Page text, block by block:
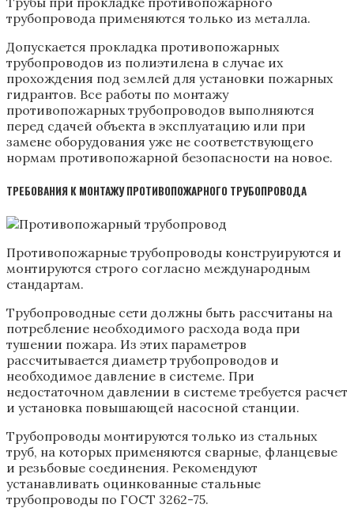
трубопровода применяются только из металла.
Допускается прокладка противопожарных
трубопроводов из полиэтилена в случае их
прохождения под землей для установки пожарных
гидрантов. Все работы по монтажу
противопожарных трубопроводов выполняются
перед сдачей объекта в эксплуатацию или при
замене оборудования уже не соответствующего
нормам противопожарной безопасности на новое.
ТРЕБОВАНИЯ К МОНТАЖУ ПРОТИВОПОЖАРНОГО ТРУБОПРОВОДА
Противопожарные трубопроводы конструируются и
монтируются строго согласно международным
стандартам.
Трубопроводные сети должны быть рассчитаны на
потребление необходимого расхода вода при
тушении пожара. Из этих параметров
рассчитывается диаметр трубопроводов и
необходимое давление в системе. При
недостаточном давлении в системе требуется расчет
и установка повышающей насосной станции.
Трубопроводы монтируются только из стальных
труб, на которых применяются сварные, фланцевые
и резьбовые соединения. Рекомендуют
устанавливать оцинкованные стальные
трубопроводы по ГОСТ 3262-75.